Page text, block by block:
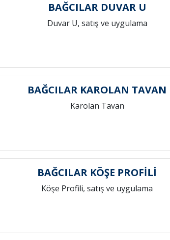
BAĞCILAR DUVAR U
Duvar U, satış ve uygulama
BAĞCILAR KAROLAN TAVAN
Karolan Tavan
BAĞCILAR KÖŞE PROFİLİ
Köşe Profili, satış ve uygulama